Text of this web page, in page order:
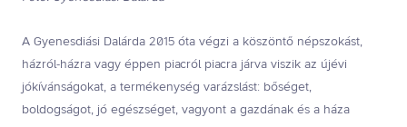
A Gyenesdiási Dalárda 2015 óta végzi a köszöntő népszokást,
házról-házra vagy éppen piacról piacra járva viszik az újévi
jókívánságokat, a termékenység varázslást: bőséget,
boldogságot, jó egészséget, vagyont a gazdának és a háza